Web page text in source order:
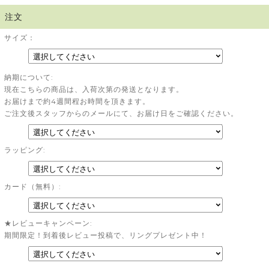
注文
サイズ：
納期について:
現在こちらの商品は、入荷次第の発送となります。
お届けまで約4週間程お時間を頂きます。
ご注文後スタッフからのメールにて、お届け日をご確認ください。
ラッピング:
カード（無料）:
★レビューキャンペーン:
期間限定！到着後レビュー投稿で、リングプレゼント中！